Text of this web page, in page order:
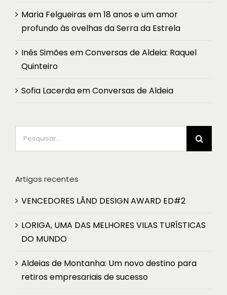
Maria Felgueirasem18 anos e um amor
profundo às ovelhas da Serra da Estrela
Inês SimõesemConversas de Aldeia: Raquel
Quinteiro
Sofia LacerdaemConversas de Aldeia
Artigos recentes
VENCEDORES LÃND DESIGN AWARD ED#2
LORIGA, UMA DAS MELHORES VILAS TURÍSTICAS
DO MUNDO
Aldeias de Montanha: Um novo destino para
retiros empresariais de sucesso